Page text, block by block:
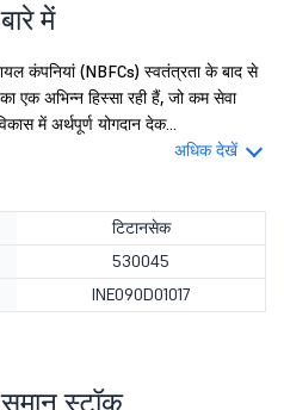
में
कंपनियां (NBFCs) स्वतंत्रता के बाद से
एक अभिन्न हिस्सा रही हैं, जो कम सेवा
में अर्थपूर्ण योगदान देक...
अधिक देखें
टिटानसेक
530045
INE090D01017
स्टॉक